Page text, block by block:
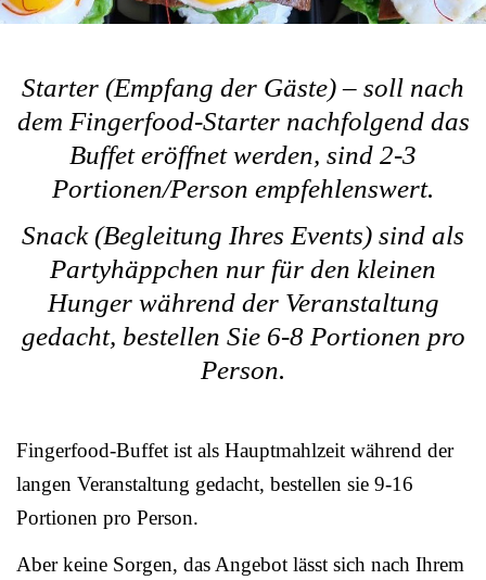
Starter (Empfang der Gäste) – soll nach
dem Fingerfood-Starter nachfolgend das
Buffet eröffnet werden, sind 2-3
Portionen/Person empfehlenswert.
Snack (Begleitung Ihres Events) sind als
Partyhäppchen nur für den kleinen
Hunger während der Veranstaltung
gedacht, bestellen Sie 6-8 Portionen pro
Person.
Fingerfood-Buffet ist als Hauptmahlzeit während der
langen Veranstaltung gedacht, bestellen sie 9-16
Portionen pro Person.
Aber keine Sorgen, das Angebot lässt sich nach Ihrem